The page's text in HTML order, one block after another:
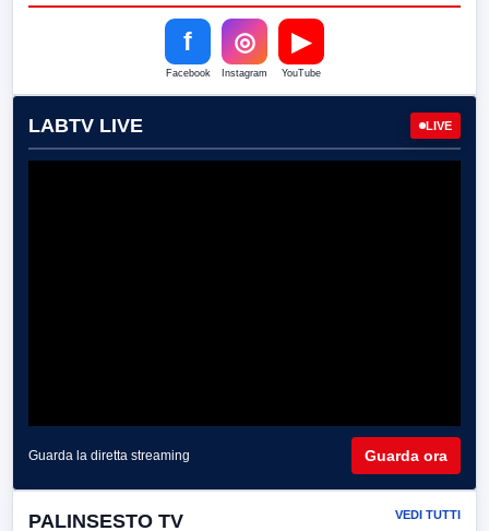
f
Facebook
◎
Instagram
▶
YouTube
LABTV LIVE LIVE
Guarda la diretta streaming Guarda ora
PALINSESTO TV VEDI TUTTI